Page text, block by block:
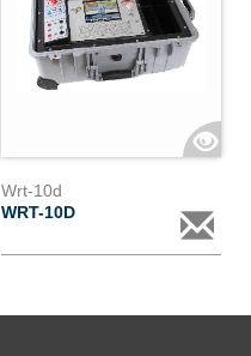
Wrt-10d
WRT-10D